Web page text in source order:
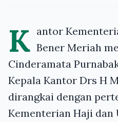
K antor
Bener Meriah
Cinderamata
Kepala Kantor Drs H
dirangkai dengan
Kementerian Haji dan